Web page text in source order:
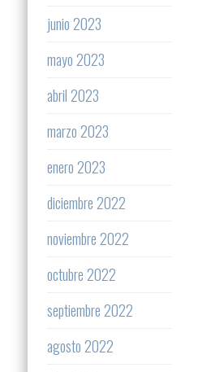
junio 2023
mayo 2023
abril 2023
marzo 2023
enero 2023
diciembre 2022
noviembre 2022
octubre 2022
septiembre 2022
agosto 2022